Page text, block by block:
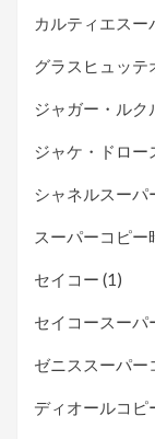
カルティエスー
グラスヒュッテ
ジャガー・ルク
ジャケ・ドロー
シャネルスーパ
スーパーコピー
セイコー (1)
セイコースーパ
ゼニススーパー
ディオールコピ